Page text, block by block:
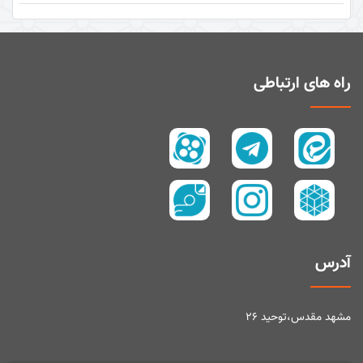
نگرشی دیگر به قرآن (کتاب + کتاب صوتی)
حق تلاوت (کتاب)
راهنما شناسی
تفسیر آیۀ «بسم الله الرحمن الرحیم»
تفسیر آیۀ وسیله
راه های ارتباطی
آدرس
مشهد مقدس،توحید ۲۶